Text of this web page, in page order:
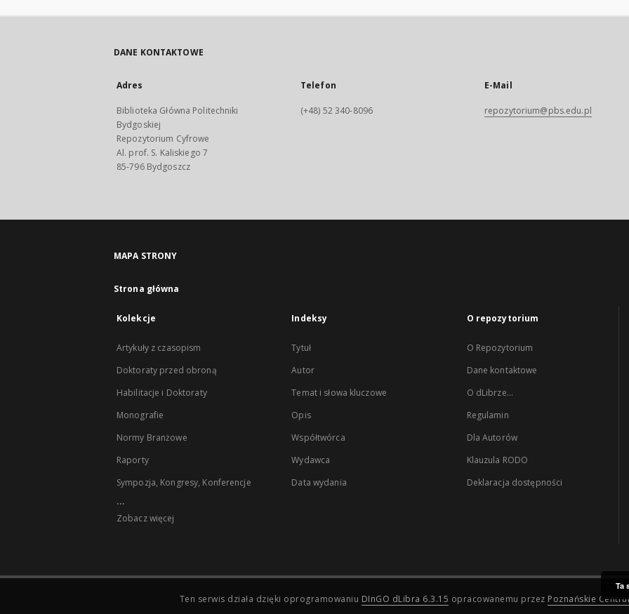
DANE KONTAKTOWE
Adres
Biblioteka Główna Politechniki
Bydgoskiej
Repozytorium Cyfrowe
Al. prof. S. Kaliskiego 7
85-796 Bydgoszcz
Telefon
(+48) 52 340-8096
E-Mail
repozytorium@pbs.edu.pl
MAPA STRONY
Strona główna
Kolekcje
Artykuły z czasopism
Doktoraty przed obroną
Habilitacje i Doktoraty
Monografie
Normy Branżowe
Raporty
Sympozja, Kongresy, Konferencje
...
Zobacz więcej
Indeksy
Tytuł
Autor
Temat i słowa kluczowe
Opis
Współtwórca
Wydawca
Data wydania
O repozytorium
O Repozytorium
Dane kontaktowe
O dLibrze...
Regulamin
Dla Autorów
Klauzula RODO
Deklaracja dostępności
Ten serwis działa dzięki oprogramowaniu DInGO dLibra 6.3.15 opracowanemu przez Poznańskie
Ta